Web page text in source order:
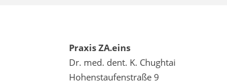
Praxis ZA.eins
Dr. med. dent. K. Chughtai
Hohenstaufenstraße 9